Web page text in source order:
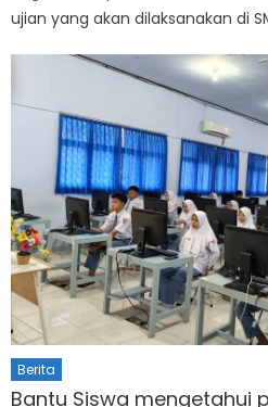
ujian yang akan dilaksanakan di
Berita
Bantu Siswa mengetahui